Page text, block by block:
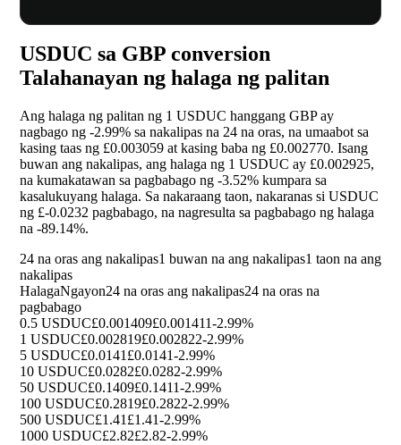
USDUC sa GBP conversion
Talahanayan ng halaga ng palitan
Ang halaga ng palitan ng 1 USDUC hanggang GBP ay
nagbago ng -2.99% sa nakalipas na 24 na oras, na umaabot sa
kasing taas ng £0.003059 at kasing baba ng £0.002770. Isang
buwan ang nakalipas, ang halaga ng 1 USDUC ay £0.002925,
na kumakatawan sa pagbabago ng -3.52% kumpara sa
kasalukuyang halaga. Sa nakaraang taon, nakaranas si USDUC
ng £-0.0232 pagbabago, na nagresulta sa pagbabago ng halaga
na -89.14%.
24 na oras ang nakalipas1 buwan na ang nakalipas1 taon na ang
nakalipas
HalagaNgayon24 na oras ang nakalipas24 na oras na
pagbabago
0.5 USDUC£0.001409£0.001411-2.99%
1 USDUC£0.002819£0.002822-2.99%
5 USDUC£0.0141 £0.0141-2.99%
10 USDUC£0.0282£0.0282-2.99%
50 USDUC£0.1409£0.1411-2.99%
100 USDUC£0.2819£0.2822-2.99%
500 USDUC£1.41 £1.41-2.99%
1000 USDUC£2.82£2.82-2.99%